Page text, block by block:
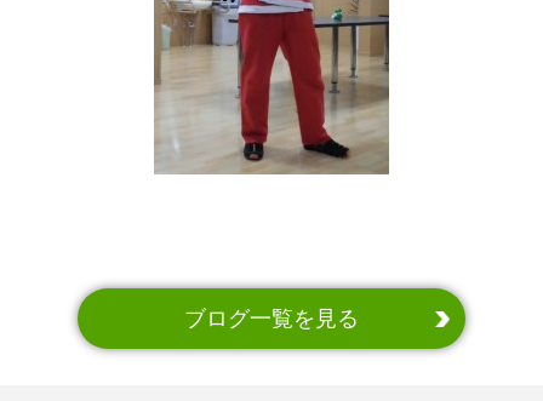
ブログ一覧を見る